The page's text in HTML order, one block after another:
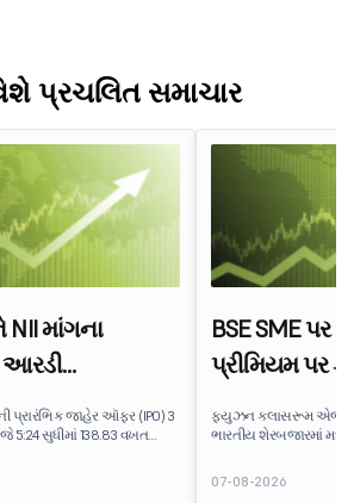
પ્રચલિત સમાચાર
માંગના
આરડી
138.83 વખત
પ્રારંભિક જાહેર ઑફર (IPO) 3
5:24 સુધીમાં 138.83 વખત
શેર સામે
પ્રાપ્ત થઈ છે.
BSE SME પર
પ્રીમિયમ પર
એજ્યુટેક શેરનું
ફ્યુઝન ક્લાસરૂમ
ભારતીય શેરબજારમાં
ઇશ્યૂ કિંમત કરતાં લગભગ
આઇપીઓ રોકાણકારોને
07-08-2026